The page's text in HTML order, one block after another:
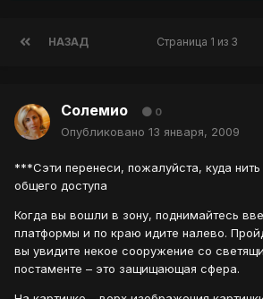
НАЗАД Страница 1 из 3
Солемио 0
Опубликовано 13 января, 2009
***Сэти перенеси, пожалуйста, куда
общего доступа
Когда вы вошли в зону, поднимайтесь
платформы и по краю идите налево.
вы увидите некое сооружение со
постаменте – это защищающая сфера.